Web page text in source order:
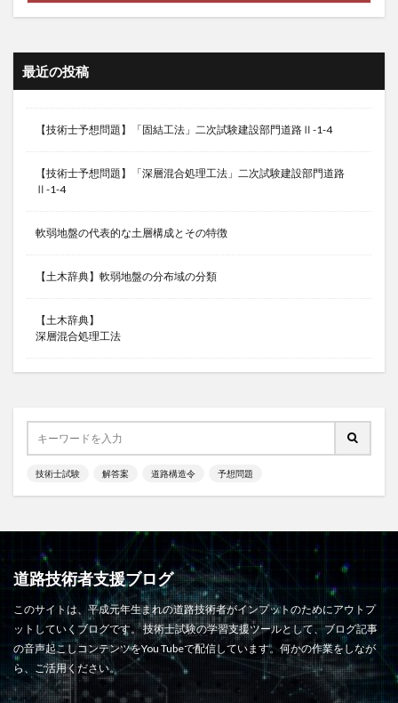
最近の投稿
【技術士予想問題】「固結工法」二次試験建設部門道路Ⅱ-1-4
【技術士予想問題】「深層混合処理工法」二次試験建設部門道路
Ⅱ-1-4
軟弱地盤の代表的な土層構成とその特徴
【土木辞典】軟弱地盤の分布域の分類
【土木辞典】
深層混合処理工法
技術士試験 解答案 道路構造令 予想問題
道路技術者支援ブログ
このサイトは、平成元年生まれの道路技術者がインプットのためにアウトプ
ットしていくブログです。 技術士試験の学習支援ツールとして、ブログ記事
の音声起こしコンテンツをYou Tubeで配信しています。何かの作業をしなが
ら、ご活用ください。